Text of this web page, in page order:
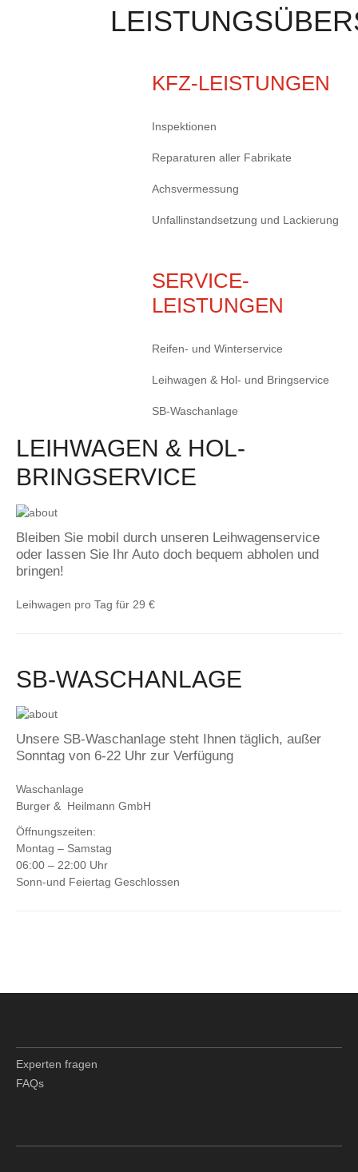
KFZ-LEISTUNGEN
Inspektionen
Reparaturen aller Fabrikate
Achsvermessung
Unfallinstandsetzung und Lackierung
SERVICE-
LEISTUNGEN
Reifen- und Winterservice
Leihwagen & Hol- und Bringservice
SB-Waschanlage
LEIHWAGEN & HOL-
BRINGSERVICE
Bleiben Sie mobil durch unseren Leihwagenservice
oder lassen Sie Ihr Auto doch bequem abholen und
bringen!
Leihwagen pro Tag für 29 €
SB-WASCHANLAGE
Unsere SB-Waschanlage steht Ihnen täglich, außer
Sonntag von 6-22 Uhr zur Verfügung
Waschanlage
Burger & Heilmann GmbH
Öffnungszeiten:
Montag – Samstag
06:00 – 22:00 Uhr
Sonn-und Feiertag Geschlossen
Experten fragen
FAQs